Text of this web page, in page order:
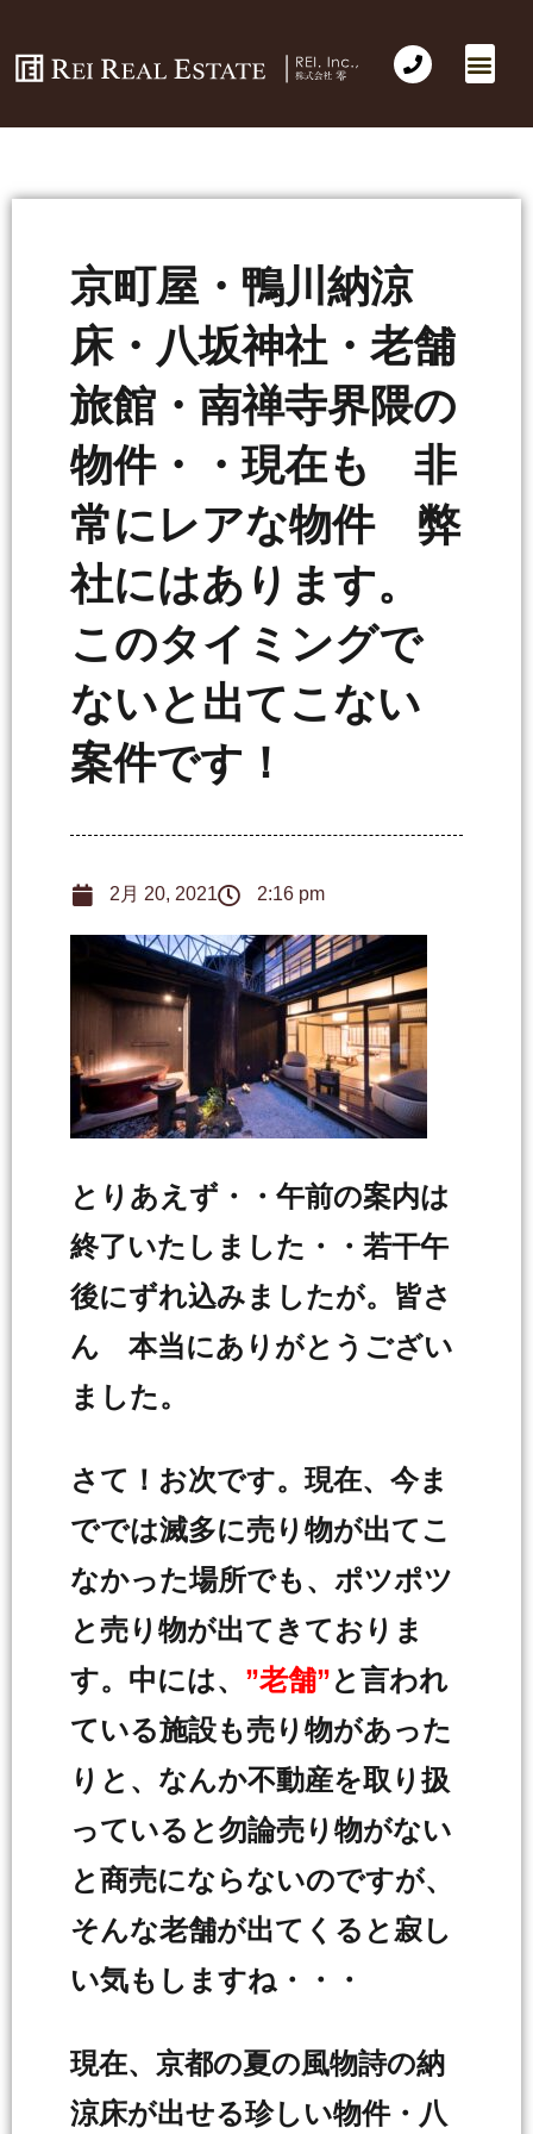
京町屋・鴨川納涼
床・八坂神社・老舗
旅館・南禅寺界隈の
物件・・現在も 非
常にレアな物件 弊
社にはあります。
このタイミングで
ないと出てこない
案件です！
2月 20, 2021 2:16 pm
とりあえず・・午前の案内は
終了いたしました・・若干午
後にずれ込みましたが。皆さ
ん 本当にありがとうござい
ました。
さて！お次です。現在、今ま
ででは滅多に売り物が出てこ
なかった場所でも、ポツポツ
と売り物が出てきておりま
す。中には、 ”老舗”と言われ
ている施設も売り物があった
りと、なんか不動産を取り扱
っていると勿論売り物がない
と商売にならないのですが、
そんな老舗が出てくると寂し
い気もしますね・・・
現在、京都の夏の風物詩の納
涼床が出せる珍しい物件・八